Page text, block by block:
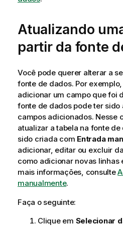
Atualizando
partir da fonte
Você pode querer alterar a
fonte de dados. Por
adicionar um campo que foi
fonte de dados pode ter sido
campos adicionados. Nesse
atualizar a tabela na fonte
sido criada com Entrada
adicionar, editar ou excluir
como adicionar novas linhas
mais informações, consulte
manualmente.
Faça o seguinte:
Clique em Selecionar